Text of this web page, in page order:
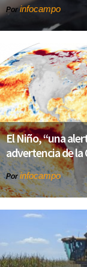
Porinfocampo
El Niño, “una
advertencia de
Porinfocampo